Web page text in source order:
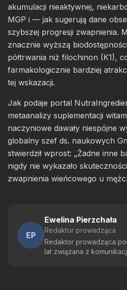
akumulacji nieaktywnej,
MGP i — jak sugerują dane
szybszej progresji zwapnienia.
znacznie wyższą
półtrwania niż filochinon (K1),
farmakologicznie bardziej
tej wskazacji.
Jak podaje portal
metaanalizy suplementacji
naczyniowe dawały niespójne
globalny szef ds. naukowych
stwierdził wprost: „Żadne inne
nigdy nie wykazało
zwapnienia wieńcowego u
EP
Ewelina Pierzchała
Redaktor prowadząca
Redaktor prowadząca
lat związana z